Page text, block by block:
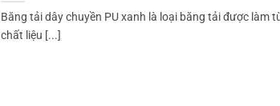
Băng tải dây chuyền PU xanh là loại băng tải được làm
chất liệu [...]